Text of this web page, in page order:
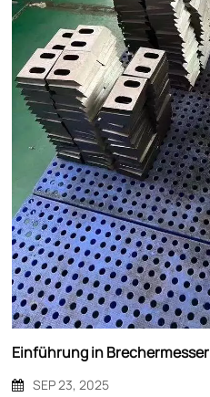
Einführung in Brechermesser
SEP 23, 2025